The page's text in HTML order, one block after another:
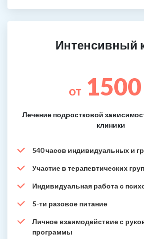
Интенсивный
от 1500
Лечение подростковой
клиники
540 часов индивидуальных и
Участие в терапевтических
Индивидуальная работа с
5-ти разовое питание
Личное взаимодействие с
программы